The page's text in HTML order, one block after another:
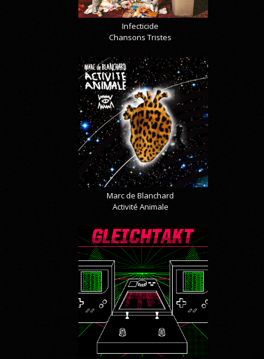
Infecticide
Chansons Tristes
Marc de Blanchard
Activité Animale